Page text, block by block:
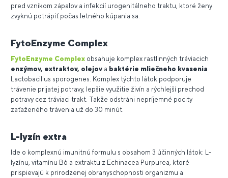
pred vznikom zápalov a infekcií urogenitálneho traktu, ktoré ženy
zvyknú potrápiť počas letného kúpania sa.
FytoEnzyme Complex
FytoEnzyme Complex obsahuje komplex rastlinných tráviacich
enzýmov, extraktov, olejov a baktérie mliečneho kvasenia
Lactobacillus sporogenes. Komplex týchto látok podporuje
trávenie prijatej potravy, lepšie využitie živín a rýchlejší prechod
potravy cez tráviaci trakt. Takže odstráni nepríjemné pocity
zaťaženého trávenia už do 30 minút.
L-lyzín extra
Ide o komplexnú imunitnú formulu s obsahom 3 účinných látok: L-
lyzínu, vitamínu B6 a extraktu z Echinacea Purpurea, ktoré
prispievajú k prirodzenej obranyschopnosti organizmu a